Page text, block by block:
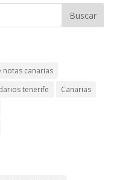
notas canarias
tenerife
Canarias